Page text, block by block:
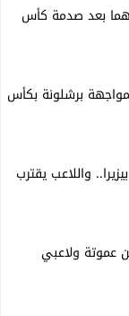
بعد صدمة كأس
برشلونة بكأس
واللاعب يقترب
عموتة ولاعبي